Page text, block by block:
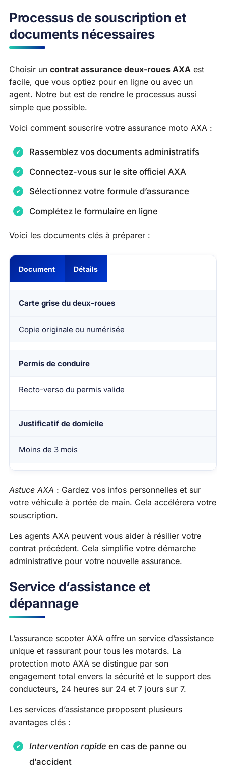
Processus de souscription et
documents nécessaires
Choisir un contrat assurance deux-roues AXA est
facile, que vous optiez pour en ligne ou avec un
agent. Notre but est de rendre le processus aussi
simple que possible.
Voici comment souscrire votre assurance moto AXA :
Rassemblez vos documents administratifs
Connectez-vous sur le site officiel AXA
Sélectionnez votre formule d’assurance
Complétez le formulaire en ligne
Voici les documents clés à préparer :
Document Détails
Carte grise du deux-roues
Copie originale ou numérisée
Permis de conduire
Recto-verso du permis valide
Justificatif de domicile
Moins de 3 mois
Astuce AXA : Gardez vos infos personnelles et sur
votre véhicule à portée de main. Cela accélérera votre
souscription.
Les agents AXA peuvent vous aider à résilier votre
contrat précédent. Cela simplifie votre démarche
administrative pour votre nouvelle assurance.
Service d’assistance et
dépannage
L’assurance scooter AXA offre un service d’assistance
unique et rassurant pour tous les motards. La
protection moto AXA se distingue par son
engagement total envers la sécurité et le support des
conducteurs, 24 heures sur 24 et 7 jours sur 7.
Les services d’assistance proposent plusieurs
avantages clés :
Intervention rapide en cas de panne ou
d’accident